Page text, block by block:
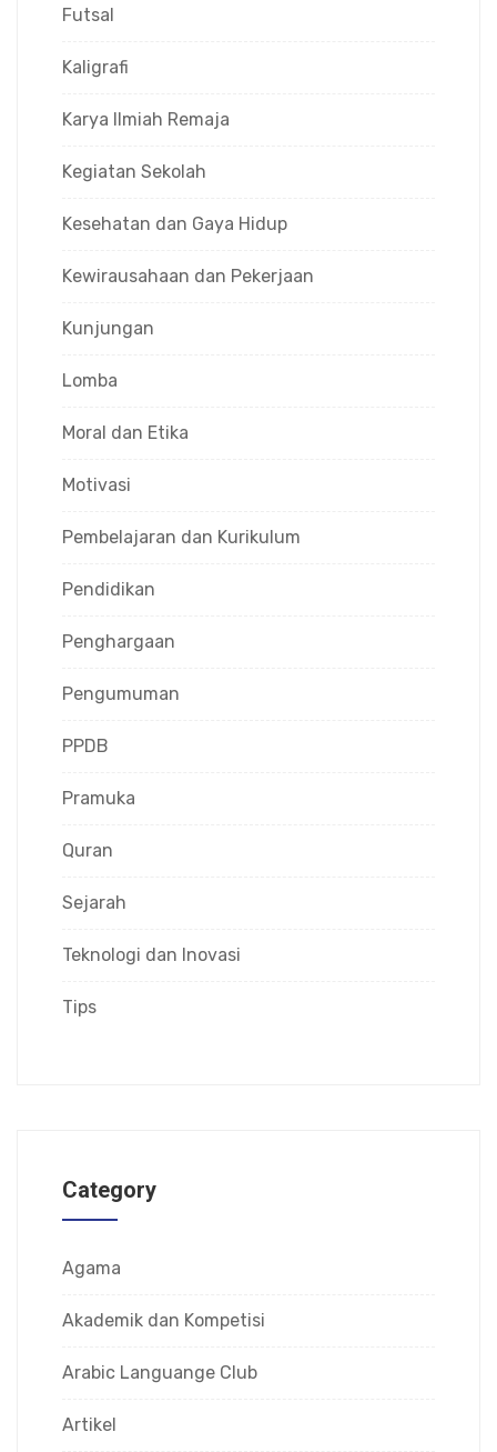
Futsal
Kaligrafi
Karya Ilmiah Remaja
Kegiatan Sekolah
Kesehatan dan Gaya Hidup
Kewirausahaan dan Pekerjaan
Kunjungan
Lomba
Moral dan Etika
Motivasi
Pembelajaran dan Kurikulum
Pendidikan
Penghargaan
Pengumuman
PPDB
Pramuka
Quran
Sejarah
Teknologi dan Inovasi
Tips
Category
Agama
Akademik dan Kompetisi
Arabic Languange Club
Artikel